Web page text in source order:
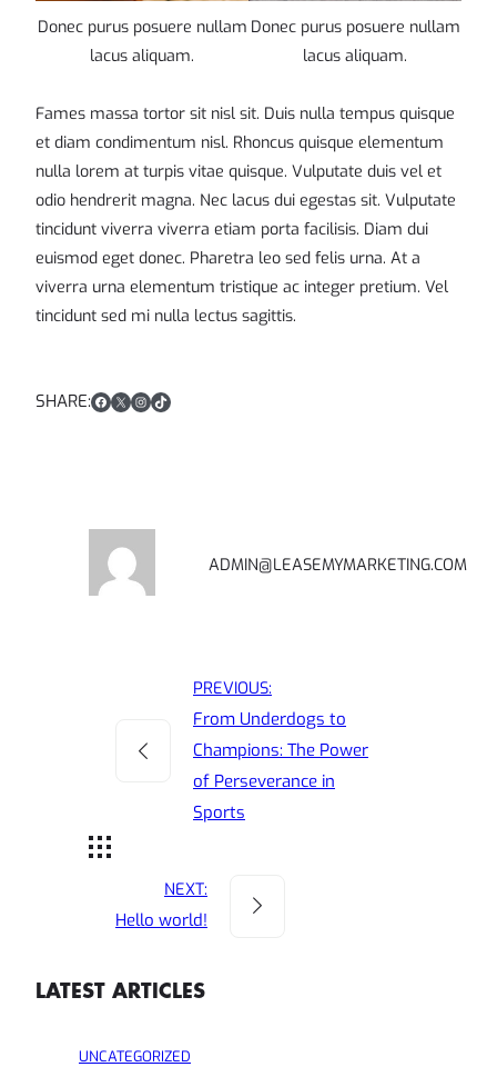
Donec purus posuere nullam
lacus aliquam.
Donec purus posuere nullam
lacus aliquam.
Fames massa tortor sit nisl sit. Duis nulla tempus quisque
et diam condimentum nisl. Rhoncus quisque elementum
nulla lorem at turpis vitae quisque. Vulputate duis vel et
odio hendrerit magna. Nec lacus dui egestas sit. Vulputate
tincidunt viverra viverra etiam porta facilisis. Diam dui
euismod eget donec. Pharetra leo sed felis urna. At a
viverra urna elementum tristique ac integer pretium. Vel
tincidunt sed mi nulla lectus sagittis.
SHARE:Facebook
XInstagram
TikTok
ADMIN@LEASEMYMARKETING.COM
PREVIOUS:
From Underdogs to
Champions: The Power
of Perseverance in
Sports
NEXT:
Hello world!
LATEST ARTICLES
UNCATEGORIZED